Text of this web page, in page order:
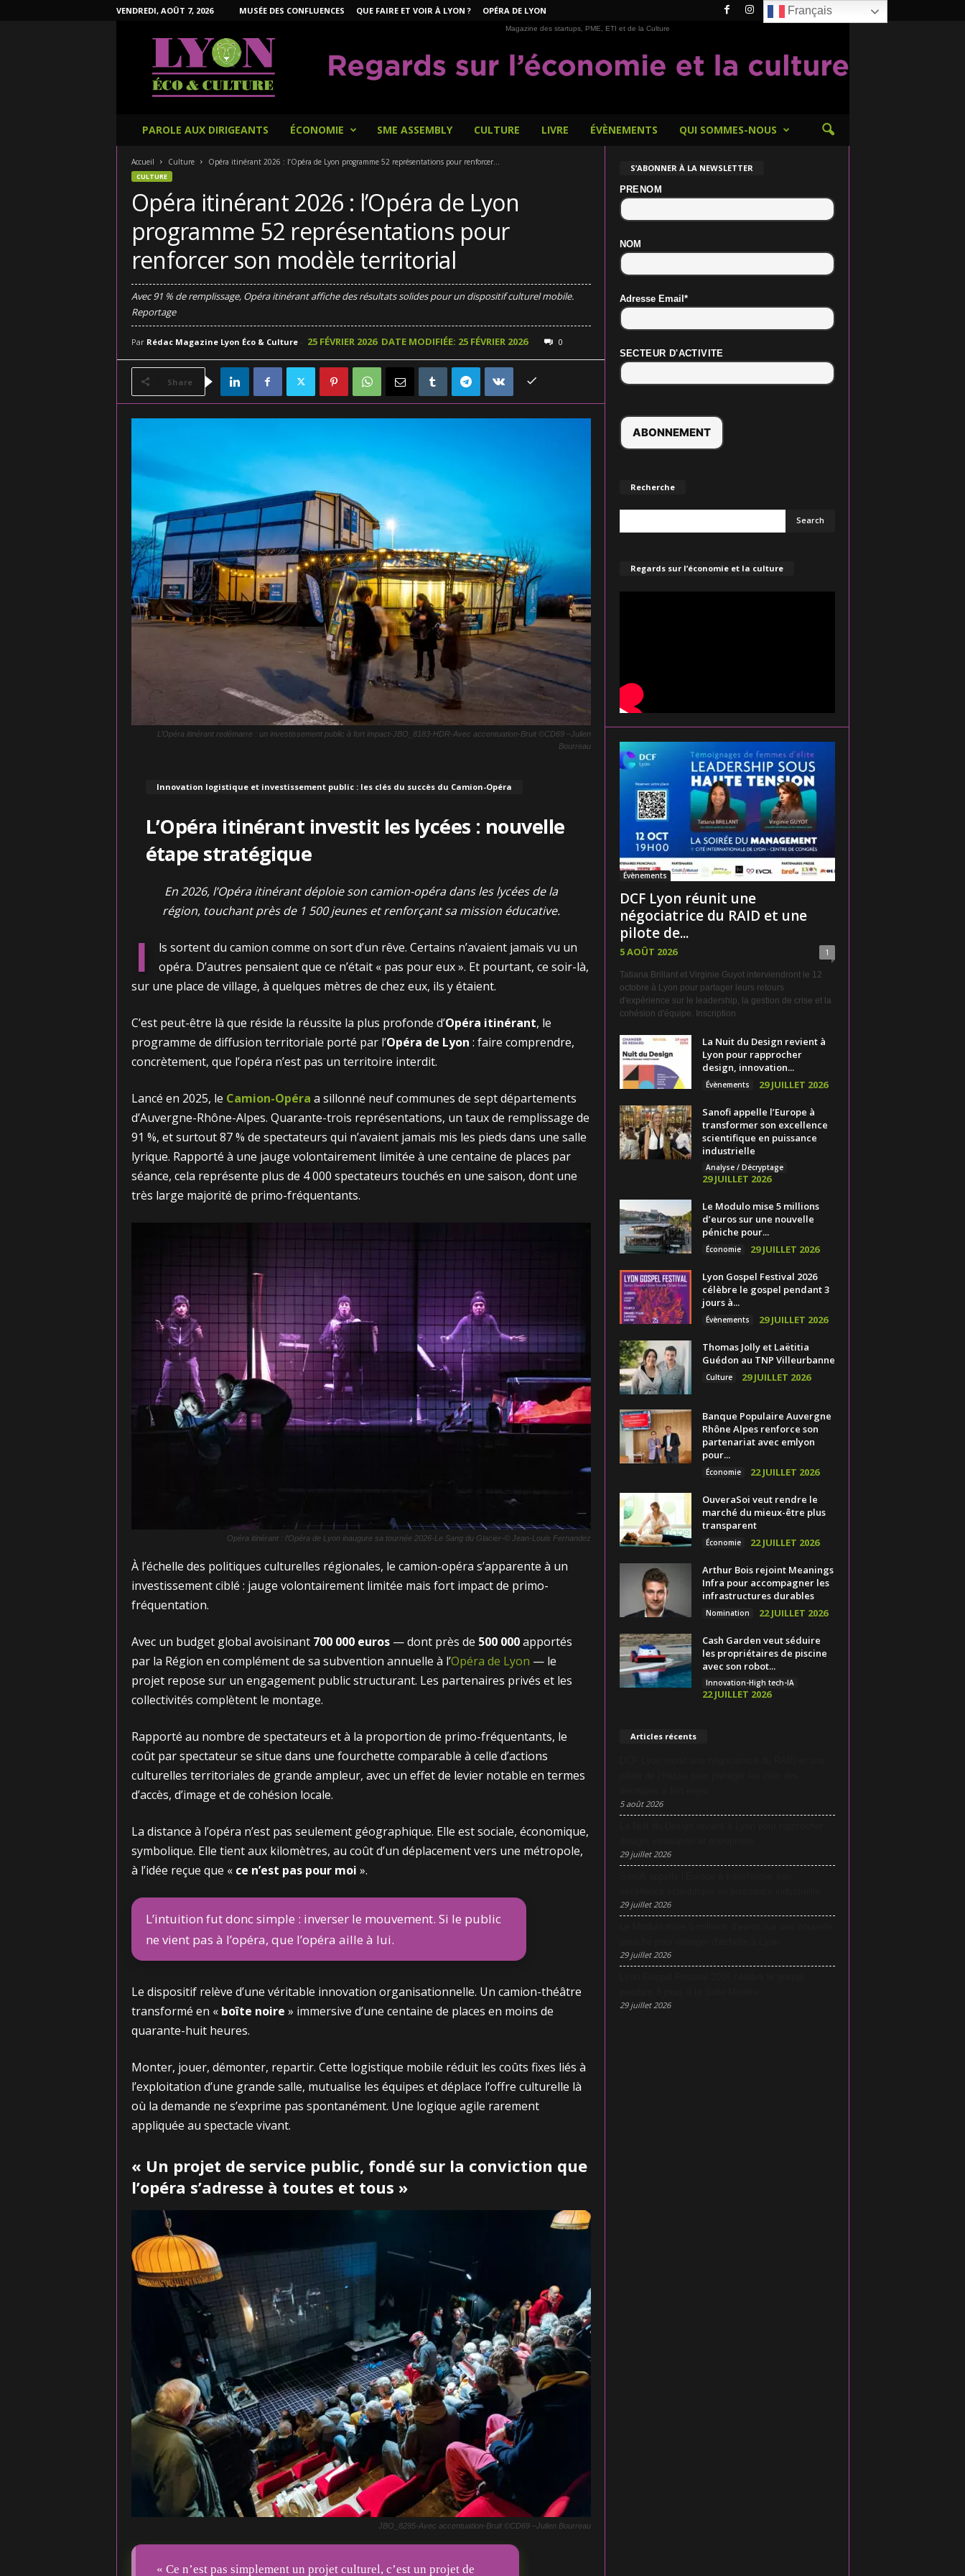
VENDREDI, AOÛT 7, 2026 MUSÉE DES CONFLUENCES QUE FAIRE ET VOIR À LYON ? OPÉRA DE LYON
Magazine des startups, PME, ETI et de la Culture
PAROLE AUX DIRIGEANTS ÉCONOMIE SME ASSEMBLY CULTURE LIVRE ÉVÈNEMENTS QUI SOMMES-NOUS
Accueil Culture Opéra itinérant 2026 : l’Opéra de Lyon programme 52 représentations pour renforcer...
CULTURE
Opéra itinérant 2026 : l’Opéra de Lyon
programme 52 représentations pour
renforcer son modèle territorial
Avec 91 % de remplissage, Opéra itinérant affiche des résultats solides pour un dispositif culturel mobile.
Reportage
Par Rédac Magazine Lyon Éco & Culture- 25 FÉVRIER 2026 DATE MODIFIÉE: 25 FÉVRIER 2026 0
Share
L’Opéra itinérant redémarre : un investissement public à fort impact-JBO_8183-HDR-Avec accentuation-Bruit ©CD69 –Julien
Bourreau
Innovation logistique et investissement public : les clés du succès du Camion-Opéra
L’Opéra itinérant investit les lycées : nouvelle
étape stratégique
En 2026, l’Opéra itinérant déploie son camion-opéra dans les lycées de la
région, touchant près de 1 500 jeunes et renforçant sa mission éducative.
I
ls sortent du camion comme on sort d’un rêve. Certains n’avaient jamais vu un
opéra. D’autres pensaient que ce n’était « pas pour eux ». Et pourtant, ce soir-là,
sur une place de village, à quelques mètres de chez eux, ils y étaient.
C’est peut-être là que réside la réussite la plus profonde d’Opéra itinérant, le
programme de diffusion territoriale porté par l’Opéra de Lyon : faire comprendre,
concrètement, que l’opéra n’est pas un territoire interdit.
Lancé en 2025, le Camion-Opéra a sillonné neuf communes de sept départements
d’Auvergne-Rhône-Alpes. Quarante-trois représentations, un taux de remplissage de
91 %, et surtout 87 % de spectateurs qui n’avaient jamais mis les pieds dans une salle
lyrique. Rapporté à une jauge volontairement limitée à une centaine de places par
séance, cela représente plus de 4 000 spectateurs touchés en une saison, dont une
très large majorité de primo-fréquentants.
Opéra itinérant : l’Opéra de Lyon inaugure sa tournée 2026-Le Sang du Glacier-© Jean-Louis Fernandez
À l’échelle des politiques culturelles régionales, le camion-opéra s’apparente à un
investissement ciblé : jauge volontairement limitée mais fort impact de primo-
fréquentation.
Avec un budget global avoisinant 700 000 euros— dont près de 500 000apportés
par la Région en complément de sa subvention annuelle à l’Opéra de Lyon — le
projet repose sur un engagement public structurant. Les partenaires privés et les
collectivités complètent le montage.
Rapporté au nombre de spectateurs et à la proportion de primo-fréquentants, le
coût par spectateur se situe dans une fourchette comparable à celle d’actions
culturelles territoriales de grande ampleur, avec un effet de levier notable en termes
d’accès, d’image et de cohésion locale.
La distance à l’opéra n’est pas seulement géographique. Elle est sociale, économique,
symbolique. Elle tient aux kilomètres, au coût d’un déplacement vers une métropole,
à l’idée reçue que « ce n’est pas pour moi ».
L’intuition fut donc simple : inverser le mouvement. Si le public
ne vient pas à l’opéra, que l’opéra aille à lui.
Le dispositif relève d’une véritable innovation organisationnelle. Un camion-théâtre
transformé en « boîte noire » immersive d’une centaine de places en moins de
quarante-huit heures.
Monter, jouer, démonter, repartir. Cette logistique mobile réduit les coûts fixes liés à
l’exploitation d’une grande salle, mutualise les équipes et déplace l’offre culturelle là
où la demande ne s’exprime pas spontanément. Une logique agile rarement
appliquée au spectacle vivant.
« Un projet de service public, fondé sur la conviction que
l’opéra s’adresse à toutes et tous »
JBO_8295-Avec accentuation-Bruit ©CD69 –Julien Bourreau
« Ce n’est pas simplement un projet culturel, c’est un projet de
S’ABONNER À LA NEWSLETTER
PRENOM
NOM
Adresse Email*
SECTEUR D'ACTIVITE
Recherche
Regards sur l’économie et la culture
Évènements
DCF Lyon réunit une
négociatrice du RAID et une
pilote de...
5 AOÛT 2026 1
Tatiana Brillant et Virginie Guyot interviendront le 12
octobre à Lyon pour partager leurs retours
d'expérience sur le leadership, la gestion de crise et la
cohésion d'équipe. Inscription
La Nuit du Design revient à
Lyon pour rapprocher
design, innovation...
Évènements 29 JUILLET 2026
Sanofi appelle l’Europe à
transformer son excellence
scientifique en puissance
industrielle
Analyse / Décryptage
29 JUILLET 2026
Le Modulo mise 5 millions
d’euros sur une nouvelle
péniche pour...
Économie 29 JUILLET 2026
Lyon Gospel Festival 2026
célèbre le gospel pendant 3
jours à...
Évènements 29 JUILLET 2026
Thomas Jolly et Laëtitia
Guédon au TNP Villeurbanne
Culture 29 JUILLET 2026
Banque Populaire Auvergne
Rhône Alpes renforce son
partenariat avec emlyon
pour...
Économie 22 JUILLET 2026
OuveraSoi veut rendre le
marché du mieux-être plus
transparent
Économie 22 JUILLET 2026
Arthur Bois rejoint Meanings
Infra pour accompagner les
infrastructures durables
Nomination 22 JUILLET 2026
Cash Garden veut séduire
les propriétaires de piscine
avec son robot...
Innovation-High tech-IA
22 JUILLET 2026
Articles récents
5 août 2026
29 juillet 2026
29 juillet 2026
29 juillet 2026
29 juillet 2026
Français